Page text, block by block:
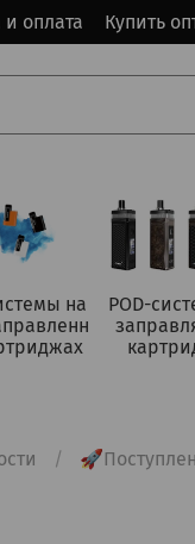
и оплата Купить
на
POD-